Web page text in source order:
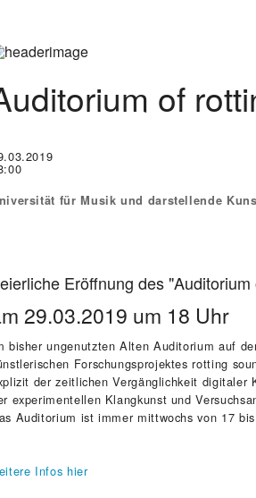
of
für Musik und darstellende
Eröffnung des
29.03.2019 um 18 Uhr
bisher ungenutzten Alten Auditorium auf
Forschungsprojektes rotting
der zeitlichen Vergänglichkeit
experimentellen Klangkunst und
Auditorium ist immer mittwochs von 17
Infos hier